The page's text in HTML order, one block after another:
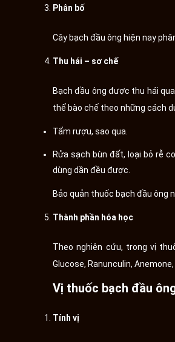
Phân bố
Cây bạch đầu ông hiện nay
Thu hái – sơ chế
Bạch đầu ông được thu hái
thể bào chế theo những cách
Tẩm rượu, sao qua.
Rửa sạch bùn đất, loại bỏ rễ
dùng dần đều được.
Bảo quản thuốc bạch đầu ông
Thành phần hóa học
Theo nghiên cứu, trong vị
Glucose, Ranunculin,
Vị thuốc bạch đầu
Tính vị